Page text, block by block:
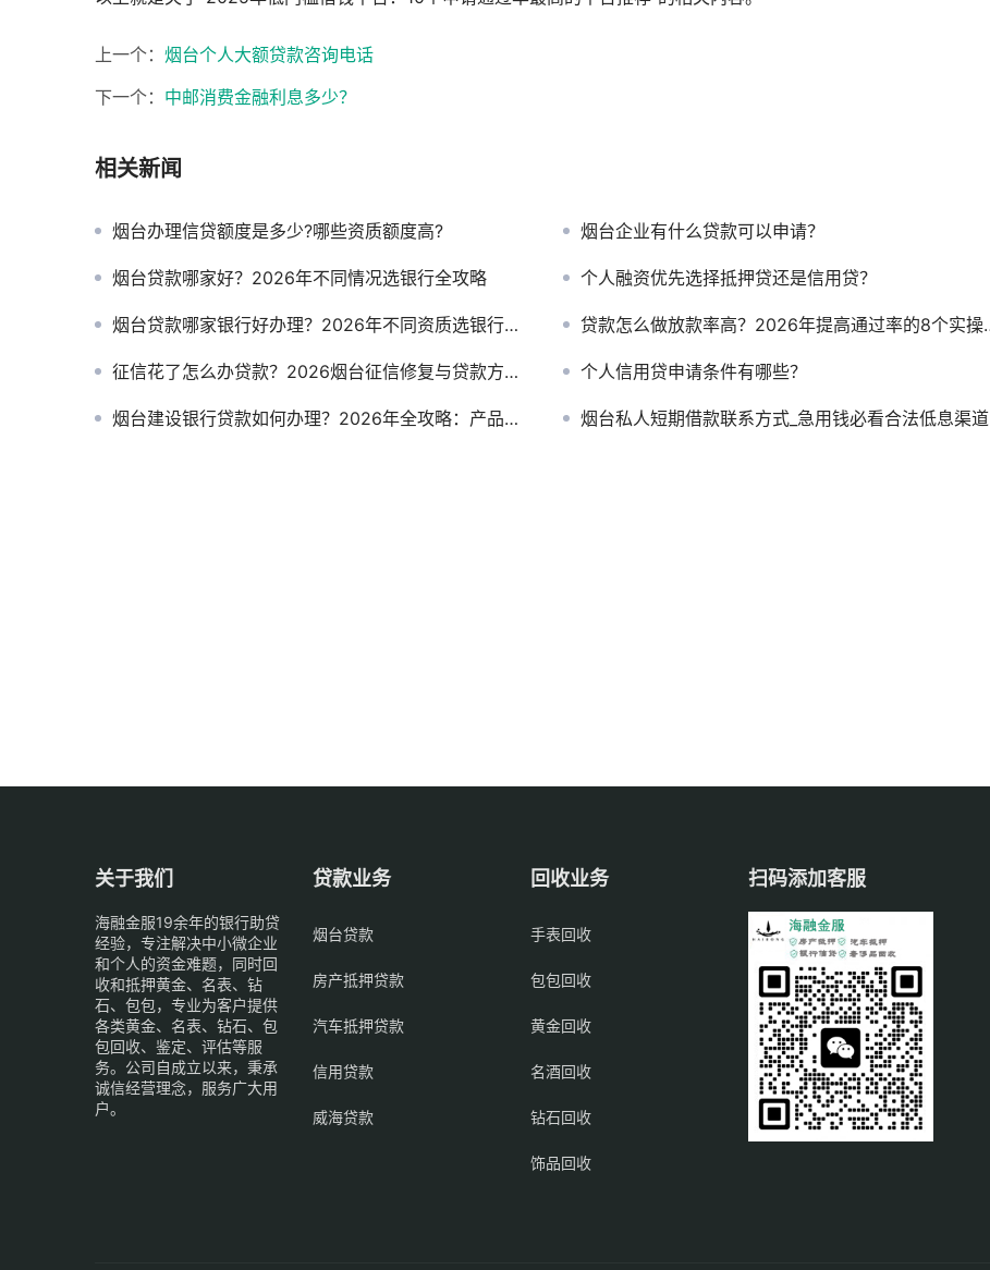
上一个： 烟台个人大额贷款咨询电话
下一个： 中邮消费金融利息多少？
相关新闻
烟台办理信贷额度是多少?哪些资质额度高? 烟台企业有什么贷款可以申请？
烟台贷款哪家好？2026年不同情况选银行全攻略 个人融资优先选择抵押贷还是信用贷？
烟台贷款哪家银行好办理？2026年不同资质选银行全攻略 贷款怎么做放款率高？2026年提高通过率的8个实操技巧
征信花了怎么办贷款？2026烟台征信修复与贷款方案全攻略 个人信用贷申请条件有哪些？
烟台建设银行贷款如何办理？2026年全攻略：产品、流程、条件一次说清 烟台私人短期借款联系方式_急用钱必看合法低息渠道
关于我们
海融金服19余年的银行助贷
经验，专注解决中小微企业
和个人的资金难题，同时回
收和抵押黄金、名表、钻
石、包包，专业为客户提供
各类黄金、名表、钻石、包
包回收、鉴定、评估等服
务。公司自成立以来，秉承
诚信经营理念，服务广大用
户。
贷款业务
烟台贷款
房产抵押贷款
汽车抵押贷款
信用贷款
威海贷款
回收业务
手表回收
包包回收
黄金回收
名酒回收
钻石回收
饰品回收
扫码添加客服